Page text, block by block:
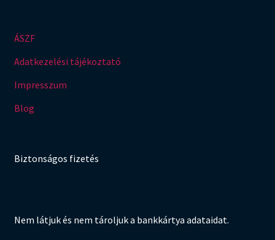
ÁSZF
Adatkezelési tájékoztató
Impresszum
Blog
Biztonságos fizetés
Nem látjuk és nem tároljuk a bankkártya adataidat.